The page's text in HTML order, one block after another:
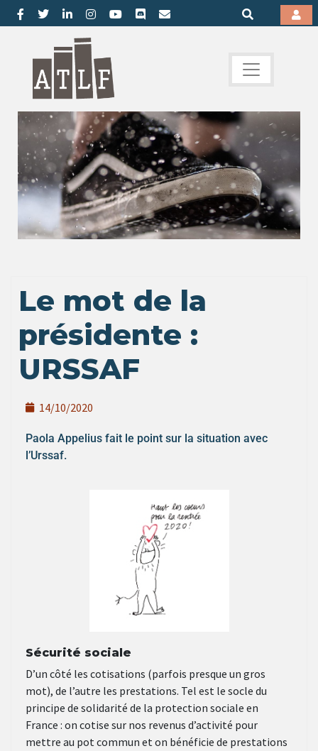
Le mot de la
présidente :
URSSAF
14/10/2020
Paola Appelius fait le point sur la situation avec
l’Urssaf.
Sécurité sociale
D’un côté les cotisations (parfois presque un gros
mot), de l’autre les prestations. Tel est le socle du
principe de solidarité de la protection sociale en
France : on cotise sur nos revenus d’activité pour
mettre au pot commun et on bénéficie de prestations